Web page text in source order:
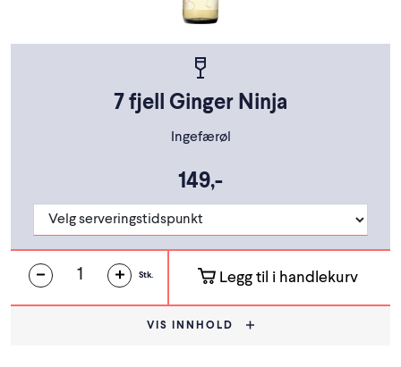
7 fjell Ginger Ninja
Ingefærøl
149,-
Stk. Legg til i handlekurv
VIS INNHOLD